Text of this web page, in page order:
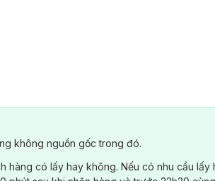
không nguồn gốc trong đó.
hàng có lấy hay không. Nếu có nhu cầu lấy